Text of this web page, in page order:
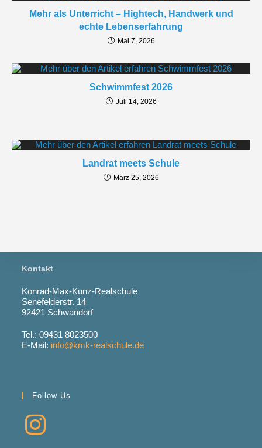
Mehr als Unterricht – Hightech, Handwerk und
echte Lebenserfahrung
Mai 7, 2026
Schwimmfest 2026
Juli 14, 2026
Landrat meets Schule
März 25, 2026
Kontakt
Konrad-Max-Kunz-Realschule
Senefelderstr. 14
92421 Schwandorf
Tel.: 09431 8023500
E-Mail: info@kmk-realschule.de
Follow Us